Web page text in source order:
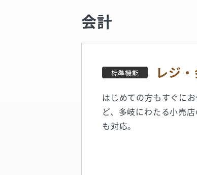
会計
標準機能 レジ
はじめての方もすぐに
ど、多岐にわたる小売
も対応。